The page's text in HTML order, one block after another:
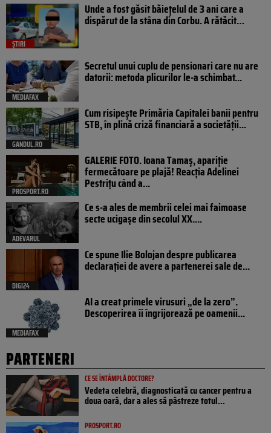
ȘTIRI
Unde a fost găsit băiețelul de 3 ani care a
dispărut de la stâna din Corbu. A rătăcit…
MEDIAFAX
Secretul unui cuplu de pensionari care nu are
datorii: metoda plicurilor le-a schimbat...
GANDUL.RO
Cum risipește Primăria Capitalei banii pentru
STB, în plină criză financiară a societății...
PROSPORT.RO
GALERIE FOTO. Ioana Tamaş, apariție
fermecătoare pe plajă! Reacția Adelinei
Pestrițu când a...
ADEVARUL
Ce s-a ales de membrii celei mai faimoase
secte ucigașe din secolul XX....
DIGI24
Ce spune Ilie Bolojan despre publicarea
declarației de avere a partenerei sale de...
MEDIAFAX
AI a creat primele virusuri „de la zero”.
Descoperirea îi îngrijorează pe oamenii...
PARTENERI
CE SE ÎNTÂMPLĂ DOCTORE?
Vedeta celebră, diagnosticată cu cancer pentru a
doua oară, dar a ales să păstreze totul...
PROSPORT.RO